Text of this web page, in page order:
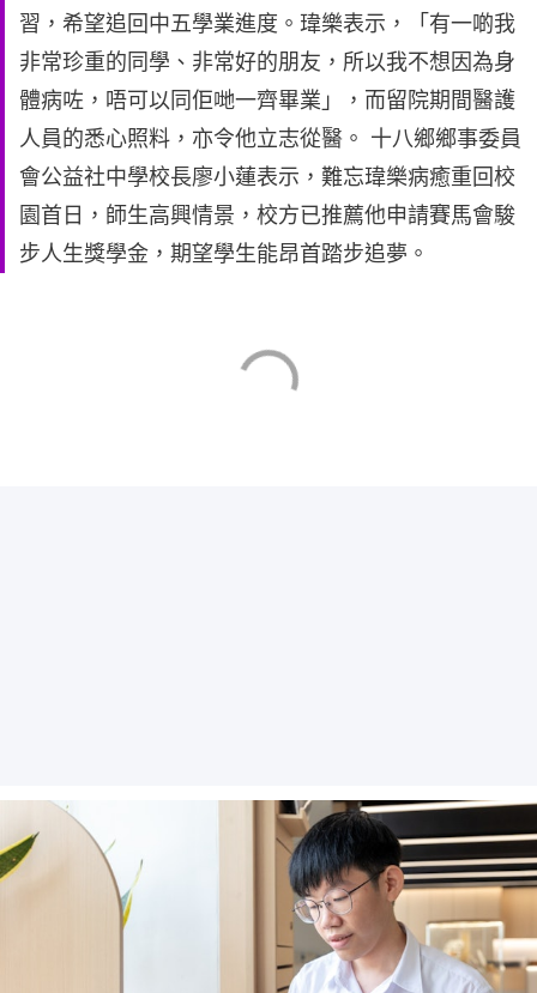
習，希望追回中五學業進度。瑋樂表示，「有一啲我
非常珍重的同學、非常好的朋友，所以我不想因為身
體病咗，唔可以同佢哋一齊畢業」，而留院期間醫護
人員的悉心照料，亦令他立志從醫。 十八鄉鄉事委員
會公益社中學校長廖小蓮表示，難忘瑋樂病癒重回校
園首日，師生高興情景，校方已推薦他申請賽馬會駿
步人生獎學金，期望學生能昂首踏步追夢。